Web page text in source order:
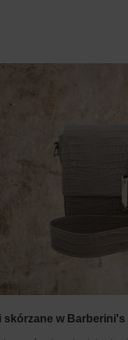
skórzane w Barberini's